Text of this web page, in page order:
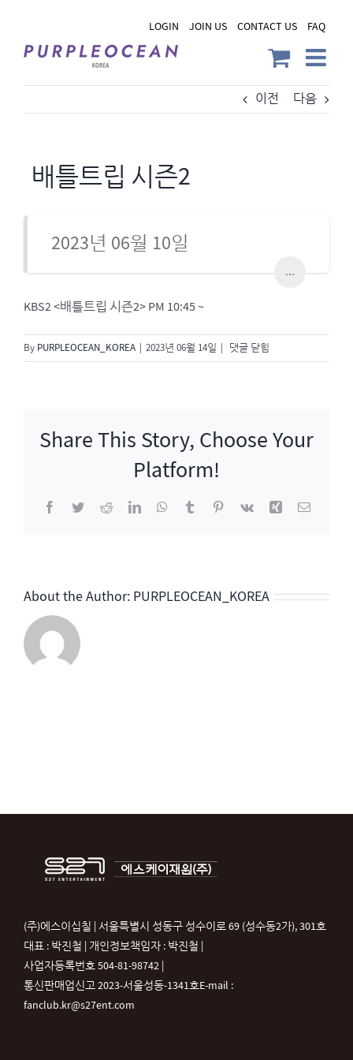
content
LOGIN JOIN US CONTACT US FAQ
이전 다음
배틀트립 시즌2
2023년 06월 10일
...
KBS2 <배틀트립 시즌2> PM 10:45 ~
By PURPLEOCEAN_KOREA 2023년 06월 14일
배
틀
즌
댓글 닫힘
Share This Story, Choose Your
Platform!
Facebook
TwitterRedditLinkedInWhatsApp
TumblrPinterest
Vk Xing 이
About the Author: PURPLEOCEAN_KOREA
(주)에스이십칠 | 서울특별시 성동구 성수이로 69 (성수동2가), 301호
대표 : 박진철 | 개인정보책임자 : 박진철 |
사업자등록번호 504-81-98742 |
통신판매업신고 2023-서울성동-1341호E-mail :
fanclub.kr@s27ent.com